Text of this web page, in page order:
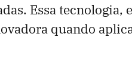
Essa tecnologia,
quando